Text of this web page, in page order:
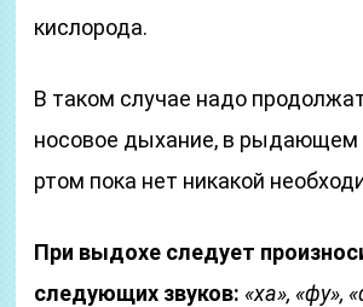
кислорода.
В таком случае надо
носовое дыхание, в рыдающем
ртом пока нет никакой
При выдохе следует
следующих звуков: «ха», «фу»,